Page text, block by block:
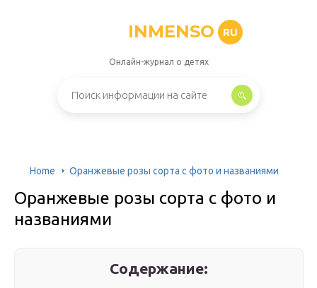
INMENSO RU
Онлайн-журнал о детях
Home Оранжевые розы сорта с фото и названиями
Оранжевые розы сорта с фото и
названиями
Содержание: